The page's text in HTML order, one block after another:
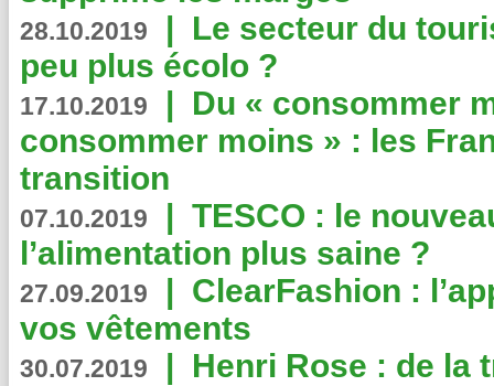
28.10.2019 | Le secteur du
peu plus écolo ?
17.10.2019 | Du « consommer
consommer moins » : les
transition
07.10.2019 | TESCO : le
l’alimentation plus saine ?
27.09.2019 | ClearFashion :
vos vêtements
30.07.2019 | Henri Rose : de la